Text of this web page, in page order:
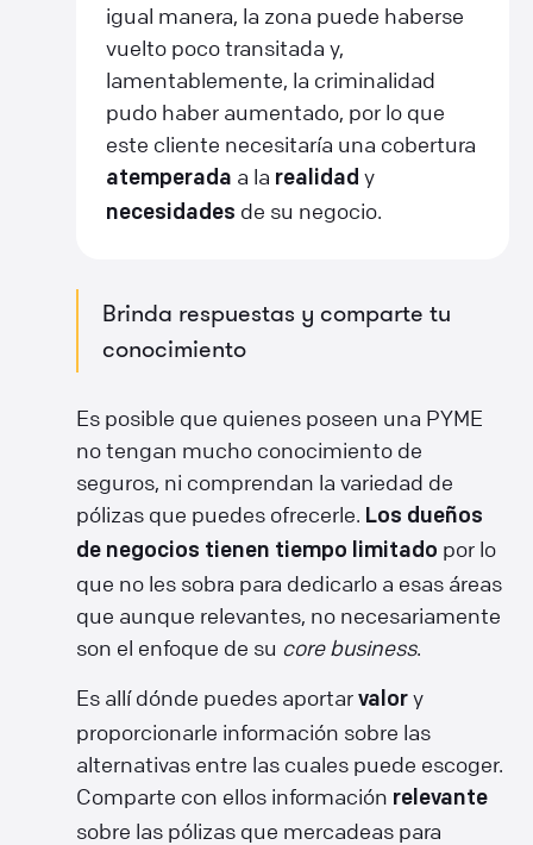
igual manera, la zona puede haberse
vuelto poco transitada y,
lamentablemente, la criminalidad
pudo haber aumentado, por lo que
este cliente necesitaría una cobertura
atemperada a la realidad y
necesidades de su negocio.
Brinda respuestas y comparte tu
conocimiento
Es posible que quienes poseen una PYME
no tengan mucho conocimiento de
seguros, ni comprendan la variedad de
pólizas que puedes ofrecerle. Los dueños
de negocios tienen tiempo limitado por lo
que no les sobra para dedicarlo a esas áreas
que aunque relevantes, no necesariamente
son el enfoque de su core business.
Es allí dónde puedes aportar valor y
proporcionarle información sobre las
alternativas entre las cuales puede escoger.
Comparte con ellos información relevante
sobre las pólizas que mercadeas para